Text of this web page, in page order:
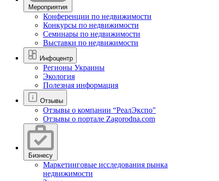
Мероприятия
Конференции по недвижимости
Конкурсы по недвижимости
Семинары по недвижимости
Выставки по недвижимости
Инфоцентр
Регионы Украины
Экология
Полезная информация
Отзывы
Отзывы о компании “РеалЭкспо"
Отзывы о портале Zagorodna.com
Бизнесу
Маркетинговые исследования рынка
недвижимости